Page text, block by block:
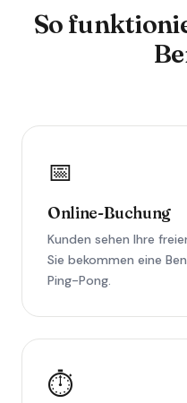
So
📅
Online-Buchung
Kunden sehen Ihre
Sie bekommen eine
Ping-Pong.
⏱️